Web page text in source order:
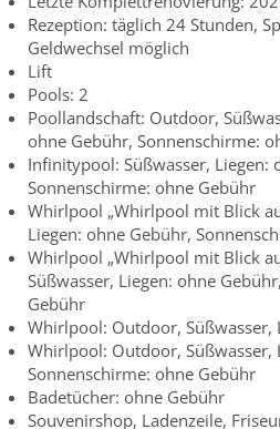
Rezeption: täglich 24 Stunden,
Geldwechsel möglich
Lift
Pools: 2
Poollandschaft: Outdoor,
ohne Gebühr, Sonnenschirme:
Infinitypool: Süßwasser, Liegen:
Sonnenschirme: ohne Gebühr
Whirlpool „Whirlpool mit Blick
Liegen: ohne Gebühr,
Whirlpool „Whirlpool mit Blick
Süßwasser, Liegen: ohne
Gebühr
Whirlpool: Outdoor, Süßwasser,
Whirlpool: Outdoor, Süßwasser,
Sonnenschirme: ohne Gebühr
Badetücher: ohne Gebühr
Souvenirshop, Ladenzeile,